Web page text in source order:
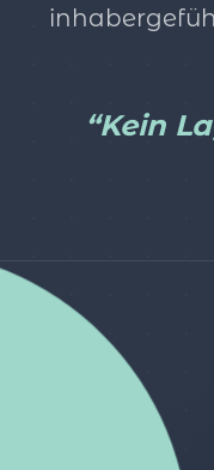
“Kein
über